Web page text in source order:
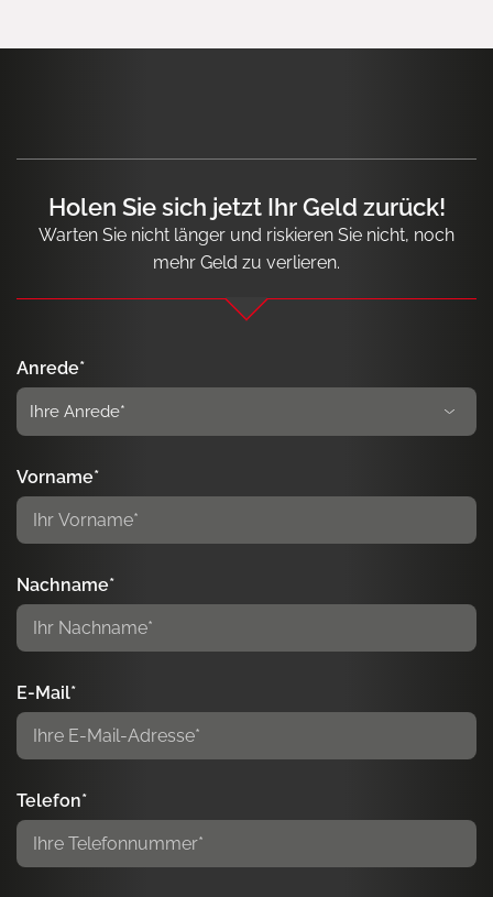
Holen Sie sich jetzt Ihr Geld zurück!
Warten Sie nicht länger und riskieren Sie nicht, noch
mehr Geld zu verlieren.
Anrede*
Vorname*
Nachname*
E-Mail*
Telefon*